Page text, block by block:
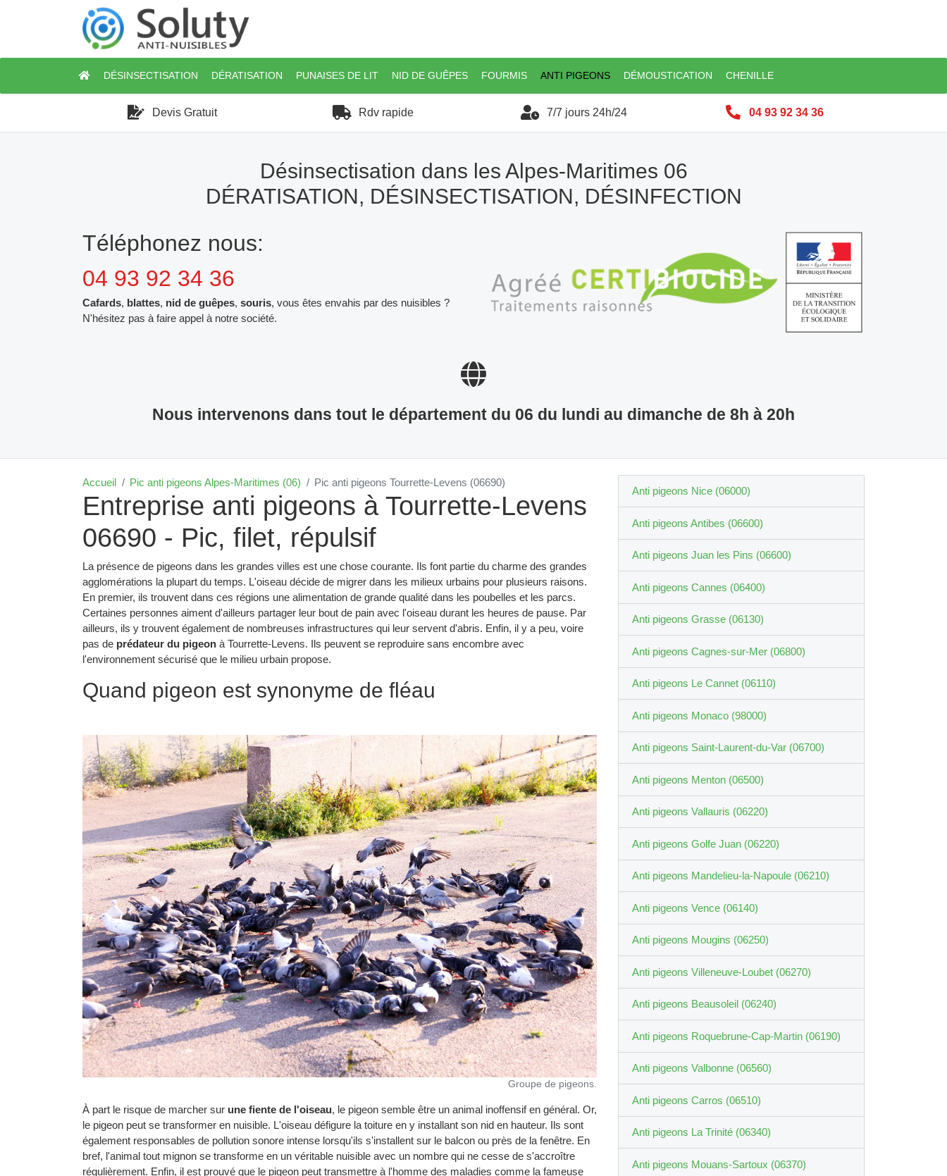
DÉSINSECTISATION DÉRATISATION PUNAISES DE LIT NID DE GUÊPES FOURMIS ANTI PIGEONS DÉMOUSTICATION CHENILLE
Devis Gratuit Rdv rapide 7/7 jours 24h/24 04 93 92 34 36
Désinsectisation dans les Alpes-Maritimes 06
DÉRATISATION, DÉSINSECTISATION, DÉSINFECTION
Téléphonez nous:
04 93 92 34 36
Cafards, blattes, nid de guêpes, souris, vous êtes envahis par des nuisibles ?
N'hésitez pas à faire appel à notre société.
Nous intervenons dans tout le département du 06 du lundi au dimanche de 8h à 20h
Accueil Pic anti pigeons Alpes-Maritimes (06) Pic anti pigeons Tourrette-Levens (06690)
Entreprise anti pigeons à Tourrette-Levens
06690 - Pic, filet, répulsif
La présence de pigeons dans les grandes villes est une chose courante. Ils font partie du charme des grandes
agglomérations la plupart du temps. L'oiseau décide de migrer dans les milieux urbains pour plusieurs raisons.
En premier, ils trouvent dans ces régions une alimentation de grande qualité dans les poubelles et les parcs.
Certaines personnes aiment d'ailleurs partager leur bout de pain avec l'oiseau durant les heures de pause. Par
ailleurs, ils y trouvent également de nombreuses infrastructures qui leur servent d'abris. Enfin, il y a peu, voire
pas de prédateur du pigeon à Tourrette-Levens. Ils peuvent se reproduire sans encombre avec
l'environnement sécurisé que le milieu urbain propose.
Quand pigeon est synonyme de fléau
Groupe de pigeons.
À part le risque de marcher sur une fiente de l'oiseau, le pigeon semble être un animal inoffensif en général. Or,
le pigeon peut se transformer en nuisible. L'oiseau défigure la toiture en y installant son nid en hauteur. Ils sont
également responsables de pollution sonore intense lorsqu'ils s'installent sur le balcon ou près de la fenêtre. En
bref, l'animal tout mignon se transforme en un véritable nuisible avec un nombre qui ne cesse de s'accroître
régulièrement. Enfin, il est prouvé que le pigeon peut transmettre à l'homme des maladies comme la fameuse
Anti pigeons Nice (06000)
Anti pigeons Antibes (06600)
Anti pigeons Juan les Pins (06600)
Anti pigeons Cannes (06400)
Anti pigeons Grasse (06130)
Anti pigeons Cagnes-sur-Mer (06800)
Anti pigeons Le Cannet (06110)
Anti pigeons Monaco (98000)
Anti pigeons Saint-Laurent-du-Var (06700)
Anti pigeons Menton (06500)
Anti pigeons Vallauris (06220)
Anti pigeons Golfe Juan (06220)
Anti pigeons Mandelieu-la-Napoule (06210)
Anti pigeons Vence (06140)
Anti pigeons Mougins (06250)
Anti pigeons Villeneuve-Loubet (06270)
Anti pigeons Beausoleil (06240)
Anti pigeons Roquebrune-Cap-Martin (06190)
Anti pigeons Valbonne (06560)
Anti pigeons Carros (06510)
Anti pigeons La Trinité (06340)
Anti pigeons Mouans-Sartoux (06370)